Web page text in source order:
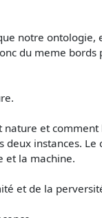
notre
du meme bords
et
instances.
et la machine.
et de la